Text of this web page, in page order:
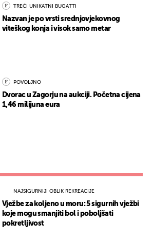
TREĆI UNIKATNI BUGATTI
Nazvan je po vrsti srednjovjekovnog
viteškog konja i visok samo metar
POVOLJNO
Dvorac u Zagorju na aukciji. Početna cijena
1,46 milijuna eura
NAJSIGURNIJI OBLIK REKREACIJE
Vježbe za koljeno u moru: 5 sigurnih vježbi
koje mogu smanjiti bol i poboljšati
pokretljivost